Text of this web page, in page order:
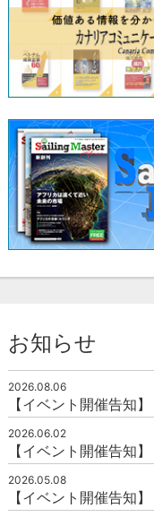
お知らせ
2026.08.06
2026.06.02
2026.05.08